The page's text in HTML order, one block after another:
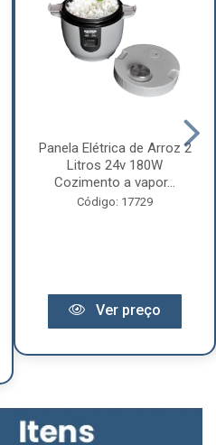
Panela Elétrica de Arroz 2
Litros 24v 180W
Cozimento a vapor...
Código: 17729
Ver preço